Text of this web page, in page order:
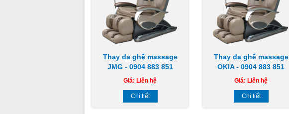
Thay da ghế massage
JMG - 0904 883 851
Giá: Liên hệ
Chi tiết
Thay da ghế massage
OKIA - 0904 883 851
Giá: Liên hệ
Chi tiết